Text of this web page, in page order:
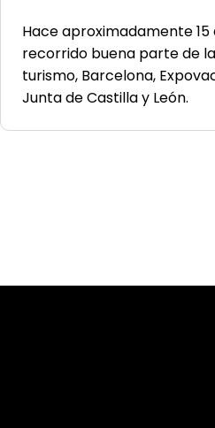
Hace aproximadamente 15
recorrido buena parte de
turismo, Barcelona,
Junta de Castilla y León.